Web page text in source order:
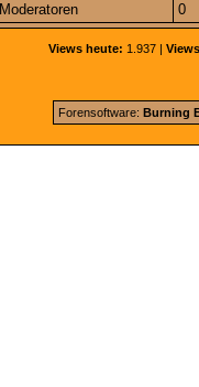
Moderatoren
0
Views heute: 1.937 |
Forensoftware: Burning